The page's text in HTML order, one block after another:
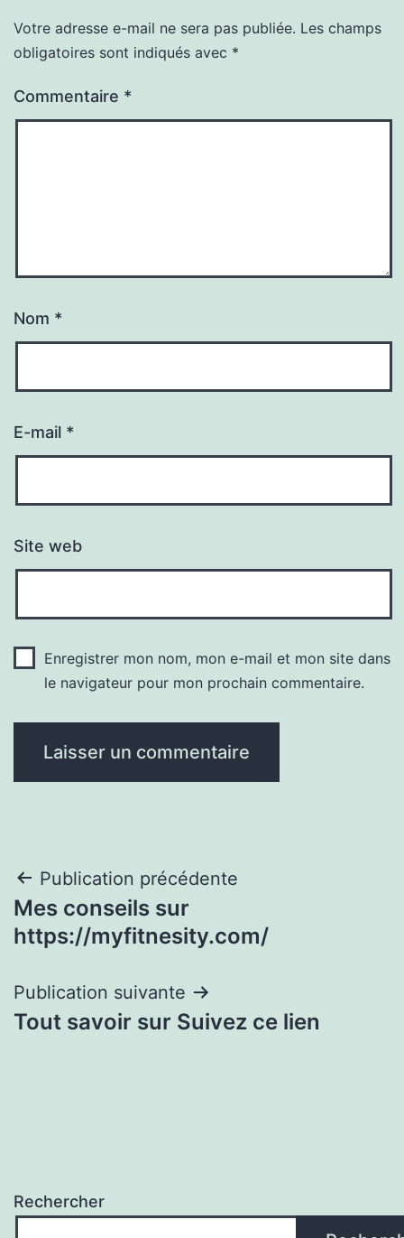
Votre adresse e-mail ne sera pas publiée. Les champs
obligatoires sont indiqués avec *
Commentaire *
Nom *
E-mail *
Site web
Enregistrer mon nom, mon e-mail et mon site dans
le navigateur pour mon prochain commentaire.
Navigation
de
Publication précédente
Mes conseils sur
https://myfitnesity.com/
Publication suivante
Tout savoir sur Suivez ce lien
Rechercher